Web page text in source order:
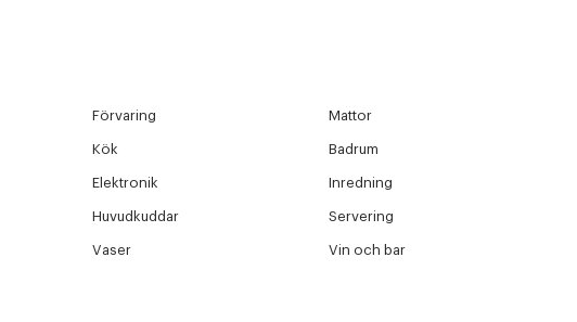
Förvaring Mattor
Kök Badrum
Elektronik Inredning
Huvudkuddar Servering
Vaser Vin och bar